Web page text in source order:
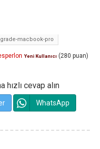
macbook-pro
Yeni Kullanıcı (280 puan)
hızlı cevap alın
WhatsApp